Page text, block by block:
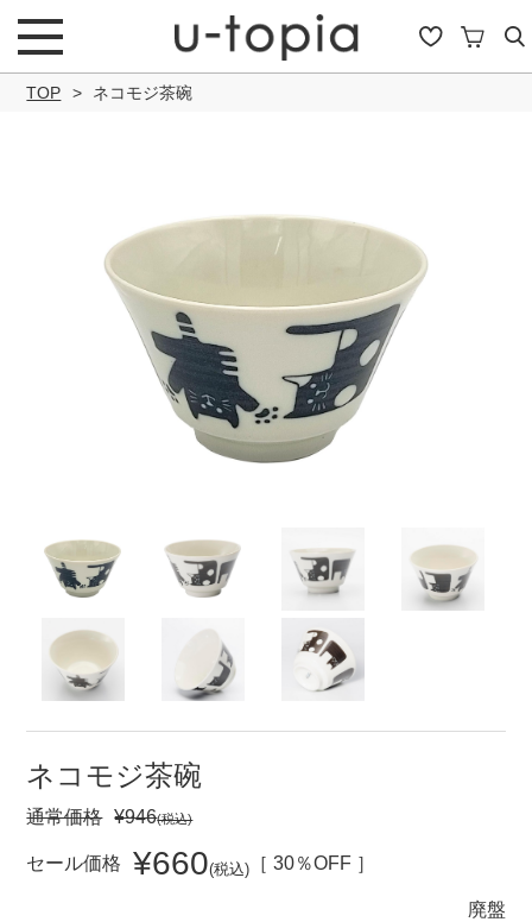
キーワード
セール
20％OFF
50％OFF～ 50％OFF
アイテム
小皿
カレー皿・パスタ皿
TOP ネコモジ茶碗
ネコモジ茶碗
通常価格 ¥946(税込)
セール価格 ¥660(税込) ［ 30％OFF ］
廃盤